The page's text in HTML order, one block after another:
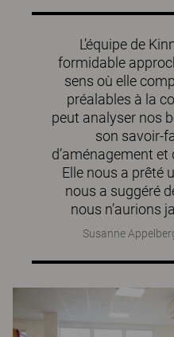
L’équipe de
formidable
sens où elle
préalables à la
peut analyser nos
son savoir-
d’aménagement
Elle nous a prêté
nous a suggéré
nous n’aurions
Susanne